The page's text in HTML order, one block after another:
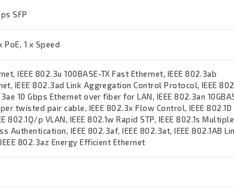
SFP
PoE, 1 x Speed
IEEE 802.3u 100BASE-TX Fast Ethernet, IEEE 802.3ab
IEEE 802.3ad Link Aggregation Control Protocol, IEEE
10 Gbps Ethernet over fiber for LAN, IEEE 802.3an
twisted pair cable, IEEE 802.3x Flow Control, IEEE 802.1D
802.1Q/p VLAN, IEEE 802.1w Rapid STP, IEEE 802.1s Multiple
Authentication, IEEE 802.3af, IEEE 802.3at, IEEE 802.1AB
802.3az Energy Efficient Ethernet